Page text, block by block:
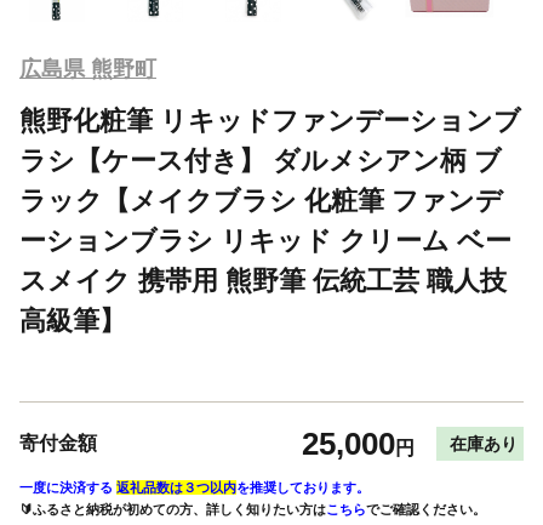
広島県 熊野町
熊野化粧筆 リキッドファンデーションブ
ラシ【ケース付き】 ダルメシアン柄 ブ
ラック【メイクブラシ 化粧筆 ファンデ
ーションブラシ リキッド クリーム ベー
スメイク 携帯用 熊野筆 伝統工芸 職人技
高級筆】
寄付金額 25,000円 在庫あり
一度に決済する 返礼品数は３つ以内を推奨しております。
🔰ふるさと納税が初めての方、詳しく知りたい方はこちらでご確認ください。